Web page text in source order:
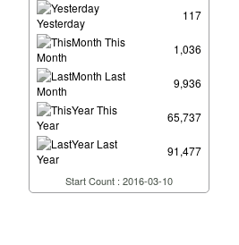
Yesterday
117
This
Month
1,036
Last
Month
9,936
This
Year
65,737
Last
Year
91,477
Start Count : 2016-03-10